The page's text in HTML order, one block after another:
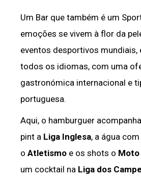
Um Bar que também é um
emoções se vivem à flor da
eventos desportivos mundiais,
todos os idiomas, com uma
gastronómica internacional e
portuguesa.
Aqui, o hamburguer
pint a Liga Inglesa, a água
o Atletismo e os shots o Moto
um cocktail na Liga dos